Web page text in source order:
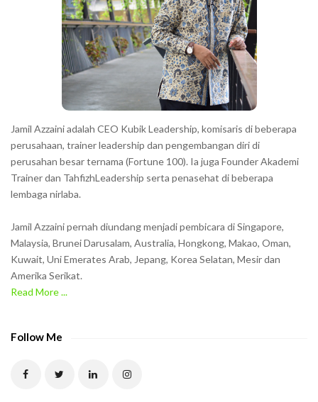
Jamil Azzaini adalah CEO Kubik Leadership, komisaris di beberapa
perusahaan, trainer leadership dan pengembangan diri di
perusahan besar ternama (Fortune 100). Ia juga Founder Akademi
Trainer dan TahfizhLeadership serta penasehat di beberapa
lembaga nirlaba.
Jamil Azzaini pernah diundang menjadi pembicara di Singapore,
Malaysia, Brunei Darusalam, Australia, Hongkong, Makao, Oman,
Kuwait, Uni Emerates Arab, Jepang, Korea Selatan, Mesir dan
Amerika Serikat.
Read More ...
Follow Me